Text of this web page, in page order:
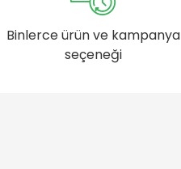
Binlerce ürün ve kampanya
seçeneği